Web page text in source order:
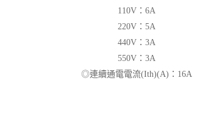
110V：6A
220V：5A
440V：3A
550V：3A
◎連續通電電流(Ith)(A)：16A